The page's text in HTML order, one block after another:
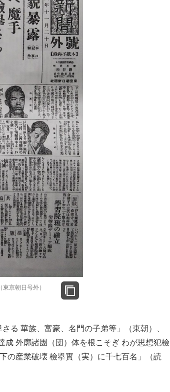
京朝日号外）
る 華族、富豪、名門の子弟等」（東朝）、
成 外廓諸團（団）体を根こそぎ わが思想犯檢
の産業破壊 檢擧實（実）に千七百名」（読